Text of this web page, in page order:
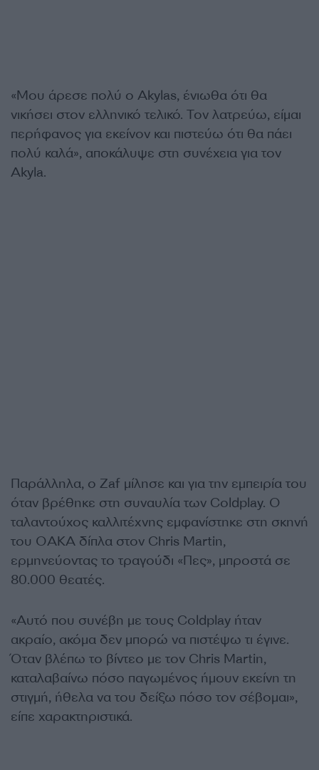
«Μου άρεσε πολύ ο Akylas, ένιωθα ότι θα
νικήσει στον ελληνικό τελικό. Τον λατρεύω, είμαι
περήφανος για εκείνον και πιστεύω ότι θα πάει
πολύ καλά», αποκάλυψε στη συνέχεια για τον
Akyla.
Παράλληλα, ο Zaf μίλησε και για την εμπειρία του
όταν βρέθηκε στη συναυλία των Coldplay. Ο
ταλαντούχος καλλιτέχνης εμφανίστηκε στη σκηνή
του ΟΑΚΑ δίπλα στον Chris Martin,
ερμηνεύοντας το τραγούδι «Πες», μπροστά σε
80.000 θεατές.
«Αυτό που συνέβη με τους Coldplay ήταν
ακραίο, ακόμα δεν μπορώ να πιστέψω τι έγινε.
Όταν βλέπω το βίντεο με τον Chris Martin,
καταλαβαίνω πόσο παγωμένος ήμουν εκείνη τη
στιγμή, ήθελα να του δείξω πόσο τον σέβομαι»,
είπε χαρακτηριστικά.